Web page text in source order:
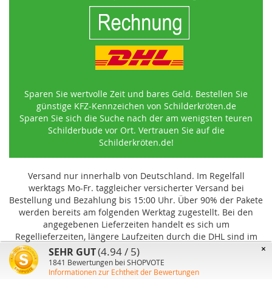
Sparen Sie wertvolle Zeit und bares Geld. Bestellen Sie
günstige KFZ-Kennzeichen von Schilderkröten.de
Sparen Sie sich die Suche nach der am wenigsten teuren
Schilderbude vor Ort. Vertrauen Sie auf die
Schilderkröten.de!
Versand nur innerhalb von Deutschland. Im Regelfall
werktags Mo-Fr. taggleicher versicherter Versand bei
Bestellung und Bezahlung bis 15:00 Uhr. Über 90% der Pakete
werden bereits am folgenden Werktag zugestellt. Bei den
angegebenen Lieferzeiten handelt es sich um
Regellieferzeiten, längere Laufzeiten durch die DHL sind im
Einzelfall möglich und können von uns nicht beeinflusst
werden.
×
SEHR GUT(4.94 / 5)
1841 Bewertungen bei SHOPVOTE
Informationen zur Echtheit der Bewertungen